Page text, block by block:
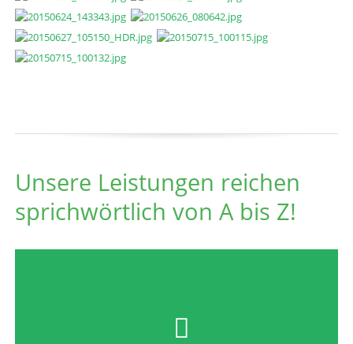
Unsere Leistungen reichen
sprichwörtlich von A bis Z!